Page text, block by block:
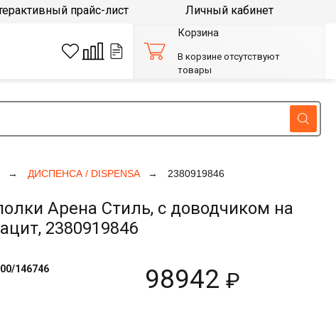
ДИСПЕНСА / DISPENSA 2380919846
Арена Стиль, с доводчиком на
2380919846
146746 98942 ₽
прайс-лист Личный кабинет
Корзина
В корзине отсутствуют
товары